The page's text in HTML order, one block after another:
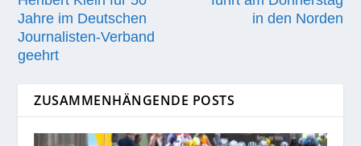
Jahre im Deutschen
Journalisten-Verband
geehrt
in den Norden
ZUSAMMENHÄNGENDE POSTS